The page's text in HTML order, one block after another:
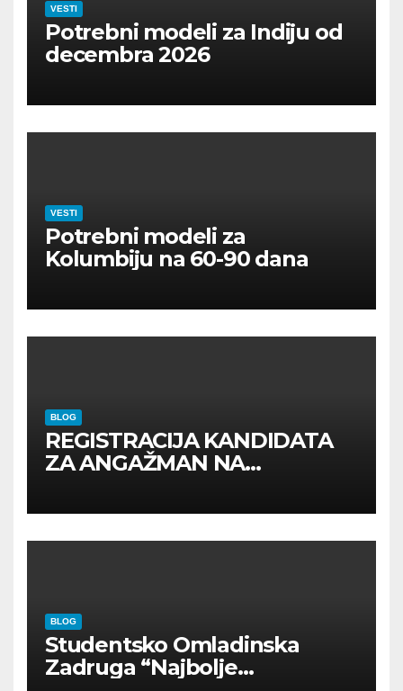
VESTI
Potrebni modeli za Indiju od
decembra 2026
VESTI
Potrebni modeli za
Kolumbiju na 60-90 dana
BLOG
REGISTRACIJA KANDIDATA
ZA ANGAŽMAN NA
BLOG
Studentsko Omladinska
Zadruga “Najbolje